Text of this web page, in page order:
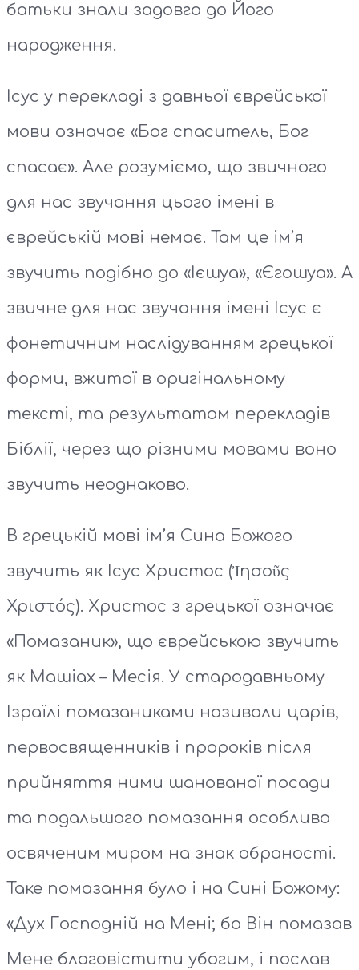
батьки знали задовго до Його
народження.
Ісус у перекладі з давньої єврейської
мови означає «Бог спаситель, Бог
спасає». Але розуміємо, що звичного
для нас звучання цього імені в
єврейській мові немає. Там це ім’я
звучить подібно до «Ієшуа», «Єгошуа». А
звичне для нас звучання імені Ісус є
фонетичним наслідуванням грецької
форми, вжитої в оригінальному
тексті, та результатом перекладів
Біблії, через що різними мовами воно
звучить неоднаково.
В грецькій мові ім’я Сина Божого
звучить як Ісус Христос (Ἰησοῦς
Χριστός). Христос з грецької означає
«Помазаник», що єврейською звучить
як Машіах – Месія. У стародавньому
Ізраїлі помазаниками називали царів,
первосвященників і пророків після
прийняття ними шанованої посади
та подальшого помазання особливо
освяченим миром на знак обраності.
Таке помазання було і на Сині Божому:
«Дух Господній на Мені; бо Він помазав
Мене благовістити убогим, і послав